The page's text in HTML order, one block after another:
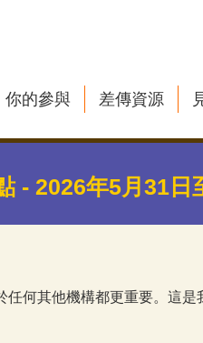
你的參與 差傳資源
- 2026年5月31日
何其他機構都更重要。這是